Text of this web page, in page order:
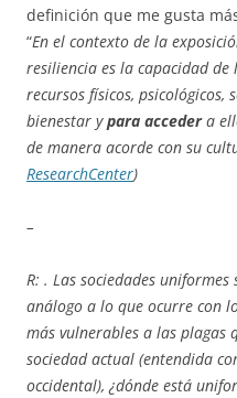
definición que me gusta
“En el contexto de la
resiliencia es la capacidad de
recursos físicos, psicológicos,
bienestar ypara accedera
de manera acorde con su
ResearchCenter)
–
R: . Las sociedades
análogo a lo que ocurre con
más vulnerables a las plagas
sociedad actual (entendida
occidental), ¿dónde está